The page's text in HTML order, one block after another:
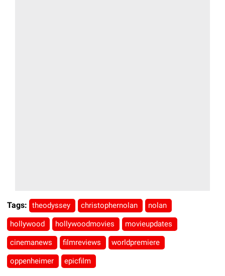
Tags: theodyssey christophernolan nolan
hollywood hollywoodmovies movieupdates
cinemanews filmreviews worldpremiere
oppenheimer epicfilm